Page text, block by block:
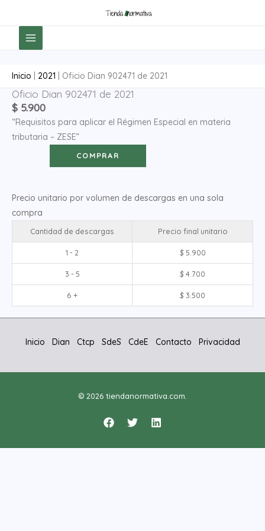
contenido
Inicio 2021 Oficio Dian 902471 de 2021
Oficio Dian 902471 de 2021
$ 5.900
“Requisitos para aplicar el Régimen Especial en materia
tributaria – ZESE”
Oficio
Dian
902471
de
COMPRAR
Precio unitario por volumen de descargas en una sola
compra
Cantidad de descargas Precio final unitario
1 - 2 $5.900
3 - 5 $4.700
6 + $3.500
Inicio Dian Ctcp SdeS CdeE Contacto Privacidad
© 2026 tiendanormativa.com.